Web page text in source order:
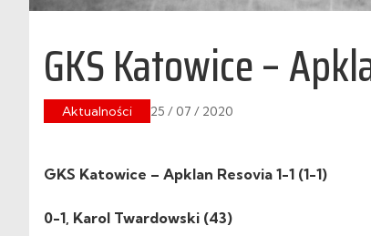
GKS Katowice –
Aktualności 25 / 07 / 2020
GKS Katowice – Apklan Resovia 1-1 (1-1)
0-1, Karol Twardowski (43)